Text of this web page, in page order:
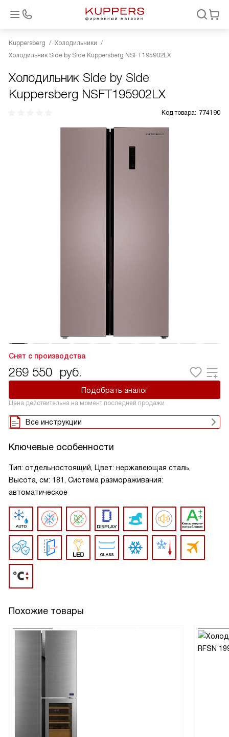
Kuppersberg
Холодильники
Холодильник Side by Side Kuppersberg NSFT195902LX
Холодильник Side by Side
Kuppersberg NSFT195902LX
Код товара: 774190
Снят с производства
269 550 руб.
Подобрать аналог
Цена действительна на момент последней продажи
Все инструкции
Ключевые особенности
Тип: отдельностоящий, Цвет: нержавеющая сталь,
Высота, см: 181, Система размораживания:
автоматическое
Похожие товары